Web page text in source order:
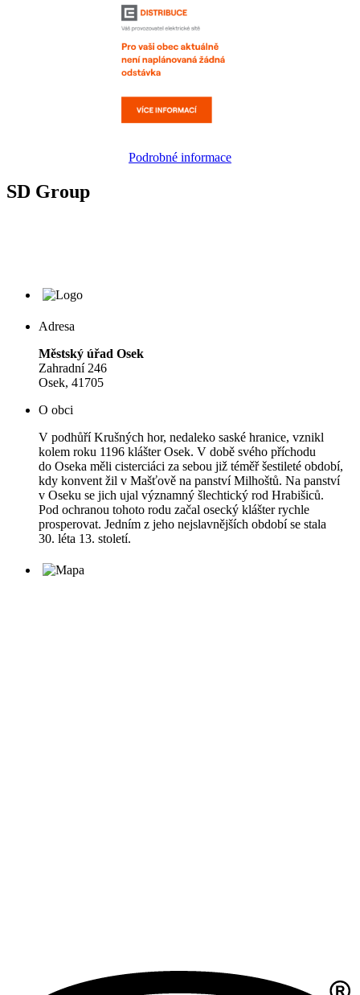
Podrobné informace
SD Group
Adresa
Městský úřad Osek
Zahradní 246
Osek, 41705
O obci
V podhůří Krušných hor, nedaleko saské hranice, vznikl
kolem roku 1196 klášter Osek. V době svého příchodu
do Oseka měli cisterciáci za sebou již téměř šestileté období,
kdy konvent žil v Mašťově na panství Milhoštů. Na panství
v Oseku se jich ujal významný šlechtický rod Hrabišiců.
Pod ochranou tohoto rodu začal osecký klášter rychle
prosperovat. Jedním z jeho nejslavnějších období se stala
30. léta 13. století.